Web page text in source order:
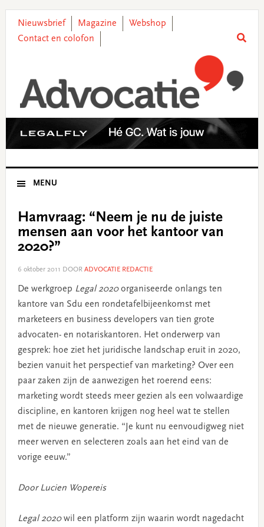
primary
main
primary
footer
Nieuwsbrief Magazine
Webshop
Contact en colofon
MENU
Hamvraag: “Neem je nu de juiste
mensen aan voor het kantoor van
2020?”
6 oktober 2011 DOOR ADVOCATIE REDACTIE
De werkgroep Legal 2020organiseerde onlangs ten
kantore van Sdu een rondetafelbijeenkomst met
marketeers en business developers van tien grote
advocaten- en notariskantoren. Het onderwerp van
gesprek: hoe ziet het juridische landschap eruit in 2020,
bezien vanuit het perspectief van marketing? Over een
paar zaken zijn de aanwezigen het roerend eens:
marketing wordt steeds meer gezien als een volwaardige
discipline, en kantoren krijgen nog heel wat te stellen
met de nieuwe generatie. “Je kunt nu eenvoudigweg niet
meer werven en selecteren zoals aan het eind van de
vorige eeuw.”
Door Lucien Wopereis
Legal 2020wil een platform zijn waarin wordt nagedacht